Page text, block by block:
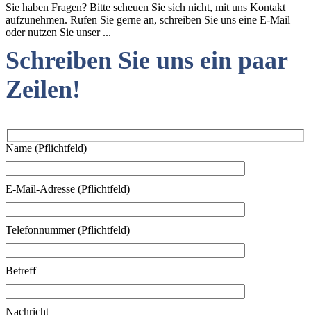
Sie haben Fragen? Bitte scheuen Sie sich nicht, mit uns Kontakt
aufzunehmen. Rufen Sie gerne an, schreiben Sie uns eine E-Mail
oder nutzen Sie unser ...
Schreiben Sie uns ein paar
Zeilen!
Name (Pflichtfeld)
E-Mail-Adresse (Pflichtfeld)
Telefonnummer (Pflichtfeld)
Betreff
Nachricht